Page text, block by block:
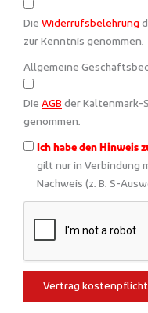
Die Widerrufsbelehrung
zur Kenntnis genommen.
Allgemeine
Die AGB der Kaltenmark-
genommen.
Ich habe den Hinweis
gilt nur in Verbindung
Nachweis (z. B. S-
Vertrag